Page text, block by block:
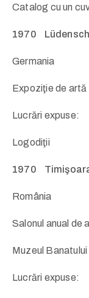
Catalog cu un
1970
Germania
Expoziţie de
Lucrări expuse:
Logodiţii
1970
România
Salonul anual de
Muzeul Banatului
Lucrări expuse: